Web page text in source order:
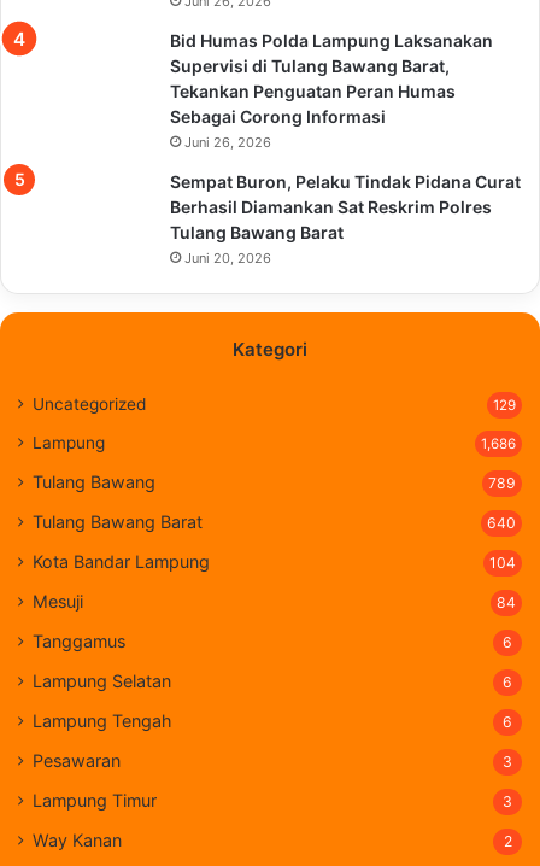
Bid Humas Polda Lampung Laksanakan
Supervisi di Tulang Bawang Barat,
Tekankan Penguatan Peran Humas
Sebagai Corong Informasi
Juni 26, 2026
Sempat Buron, Pelaku Tindak Pidana Curat
Berhasil Diamankan Sat Reskrim Polres
Tulang Bawang Barat
Juni 20, 2026
Kategori
Uncategorized 129
Lampung 1,686
Tulang Bawang 789
Tulang Bawang Barat 640
Kota Bandar Lampung 104
Mesuji 84
Tanggamus 6
Lampung Selatan 6
Lampung Tengah 6
Pesawaran 3
Lampung Timur 3
Way Kanan 2